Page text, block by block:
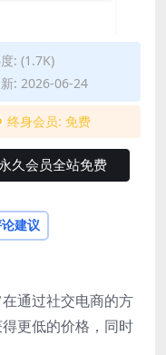
: (1.7K)
: 2026-06-24
终身会员: 免费
久会员全站免费
建议
通过社交电商的方
更低的价格，同时